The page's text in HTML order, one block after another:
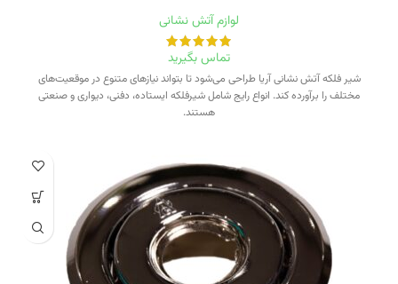
لوازم آتش نشانی
تماس بگیرید
شیر فلکه آتش نشانی آریا طراحی می‌شود تا بتواند نیازهای متنوع در موقعیت‌های
مختلف را برآورده کند. انواع رایج شامل شیرفلکه ایستاده، دفنی، دیواری و صنعتی
هستند.